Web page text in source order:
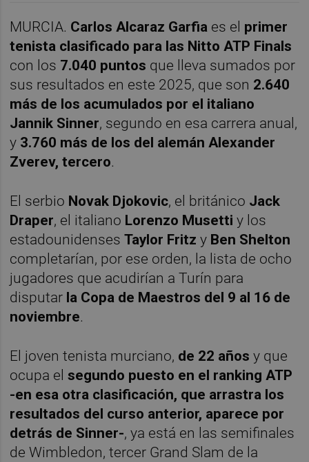
MURCIA. Carlos Alcaraz Garfia es el primer
tenista clasificado para las Nitto ATP Finals
con los 7.040 puntos que lleva sumados por
sus resultados en este 2025, que son 2.640
más de los acumulados por el italiano
Jannik Sinner, segundo en esa carrera anual,
y 3.760 más de los del alemán Alexander
Zverev, tercero.
El serbio Novak Djokovic, el británico Jack
Draper, el italiano Lorenzo Musetti y los
estadounidensesTaylor Fritzy Ben Shelton
completarían, por ese orden, la lista de ocho
jugadores que acudirían a Turín para
disputar la Copa de Maestros del 9 al 16 de
noviembre.
El joven tenista murciano, de 22 años y que
ocupa elsegundo puesto en el ranking ATP
-en esa otra clasificación, que arrastra los
resultados del curso anterior, aparece por
detrás de Sinner-, ya está en las semifinales
de Wimbledon, tercer Grand Slam de la